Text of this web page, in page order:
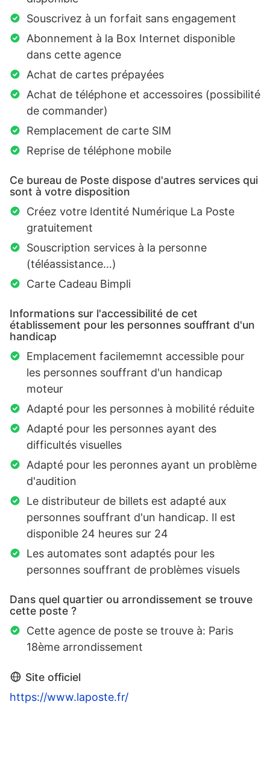
Souscrivez à un forfait sans engagement
Abonnement à la Box Internet disponible
dans cette agence
Achat de cartes prépayées
Achat de téléphone et accessoires (possibilité
de commander)
Remplacement de carte SIM
Reprise de téléphone mobile
Ce bureau de Poste dispose d'autres services qui
sont à votre disposition
Créez votre Identité Numérique La Poste
gratuitement
Souscription services à la personne
(téléassistance…)
Carte Cadeau Bimpli
Informations sur l'accessibilité de cet
établissement pour les personnes souffrant d'un
handicap
Emplacement facilememnt accessible pour
les personnes souffrant d'un handicap
moteur
Adapté pour les personnes à mobilité réduite
Adapté pour les personnes ayant des
difficultés visuelles
Adapté pour les peronnes ayant un problème
d'audition
Le distributeur de billets est adapté aux
personnes souffrant d'un handicap. Il est
disponible 24 heures sur 24
Les automates sont adaptés pour les
personnes souffrant de problèmes visuels
Dans quel quartier ou arrondissement se trouve
cette poste ?
Cette agence de poste se trouve à: Paris
18ème arrondissement
Site officiel
https://www.laposte.fr/